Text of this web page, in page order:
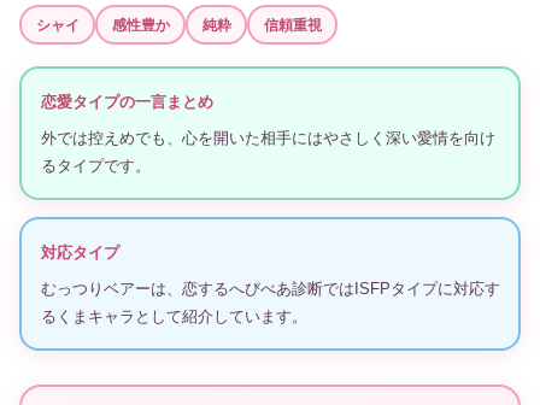
シャイ 感性豊か 純粋 信頼重視
恋愛タイプの一言まとめ
外では控えめでも、心を開いた相手にはやさしく深い愛情を向け
るタイプです。
対応タイプ
むっつりベアーは、恋するへびべあ診断ではISFPタイプに対応す
るくまキャラとして紹介しています。